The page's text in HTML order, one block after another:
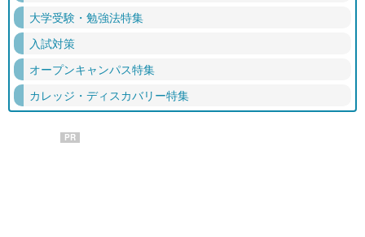
大学受験・勉強法特集
入試対策
オープンキャンパス特集
カレッジ・ディスカバリー特集
PR